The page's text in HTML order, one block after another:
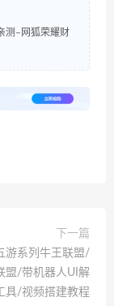
测–网狐荣耀财
下一篇
游系列牛王联盟/
盟/带机器人UI解
具/视频搭建教程